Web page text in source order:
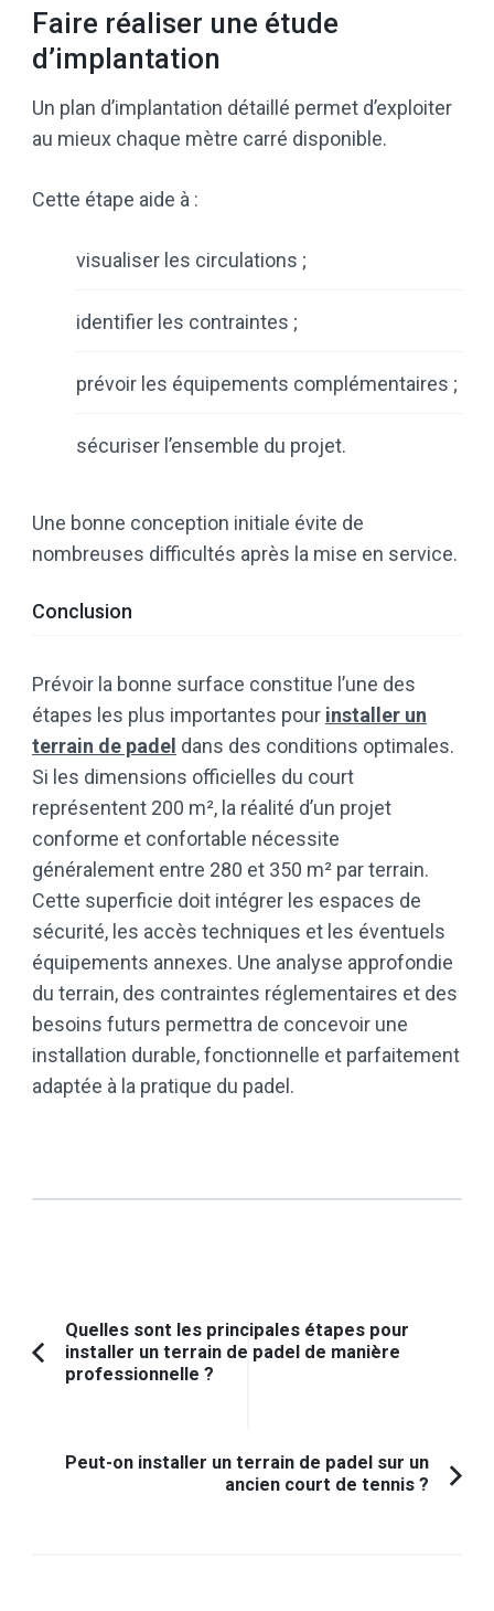
Faire réaliser une étude
d’implantation
Un plan d’implantation détaillé permet d’exploiter
au mieux chaque mètre carré disponible.
Cette étape aide à :
visualiser les circulations ;
identifier les contraintes ;
prévoir les équipements complémentaires ;
sécuriser l’ensemble du projet.
Une bonne conception initiale évite de
nombreuses difficultés après la mise en service.
Conclusion
Prévoir la bonne surface constitue l’une des
étapes les plus importantes pour installer un
terrain de padel dans des conditions optimales.
Si les dimensions officielles du court
représentent 200 m², la réalité d’un projet
conforme et confortable nécessite
généralement entre 280 et 350 m² par terrain.
Cette superficie doit intégrer les espaces de
sécurité, les accès techniques et les éventuels
équipements annexes. Une analyse approfondie
du terrain, des contraintes réglementaires et des
besoins futurs permettra de concevoir une
installation durable, fonctionnelle et parfaitement
adaptée à la pratique du padel.
Navigation
d'article
Article
Quelles sont les principales étapes pour
installer un terrain de padel de manière
professionnelle ?
Peut-on installer un terrain de padel sur un
ancien court de tennis ?